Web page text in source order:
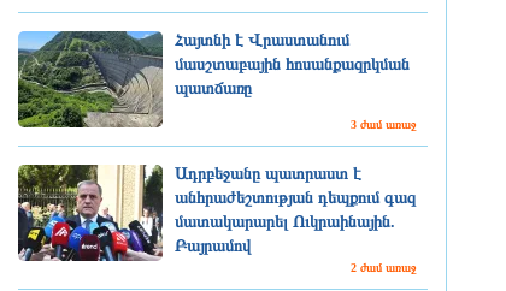
Հայտնի է Վրաստանում
մասշտաբային հոսանքազրկման
պատճառը
3 ժամ առաջ
Ադրբեջանը պատրաստ է
անհրաժեշտության դեպքում գազ
մատակարարել Ուկրաինային.
Բայրամով
2 ժամ առաջ